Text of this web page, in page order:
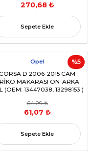
270,68 ₺
Sepete Ekle
%5
Opel
D 2006-2015 CAM
MAKARASI ÖN-ARKA
(OEM: 13447038, 13298153 )
64,29 ₺
61,07 ₺
Sepete Ekle